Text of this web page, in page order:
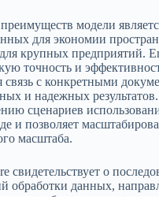
модели
для экономии
крупных предприятий.
точность и
связь с конкретными
и надежных
сценариев
и позволяет
масштаба.
свидетельствует о
обработки данных,